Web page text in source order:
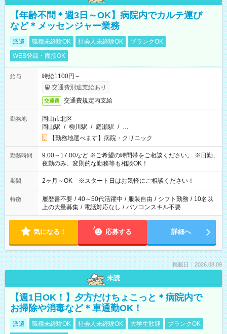
【年齢不問＊週3日～OK】病院内でカルテ運び
など＊メッセンジャー業務
派遣 職種未経験OK 社会人未経験OK
ブランクOK
WEB登録・面接OK
給与
時給1100円～
交通費別途支給あり
交通費 交通費規定内支給
勤務地
岡山市北区
岡山駅 / 柳川駅 / 庭瀬駅 / …
【勤務地選べます】病院・クリニック
勤務時間
9:00～17:00など ※ご希望の時間帯をご相談ください。 ※日勤、
夜勤のみ、変則的な勤務等も相談OK！
期間 2ヶ月～OK ※スタート日はお気軽にご相談ください！
特徴 履歴書不要 / 40～50代活躍中 / 服装自由 / シフト勤務 / 10名以
上の大量募集 / 電話対応なし / パソコンスキル不要
気になる！ 応募する 詳細へ
掲載日：2026.08.09
未読
【週1日OK！】夕方だけちょこっと＊病院内で
お掃除や消毒など＊車通勤OK！
派遣 職種未経験OK 社会人未経験OK 大学生歓迎
ブランクOK